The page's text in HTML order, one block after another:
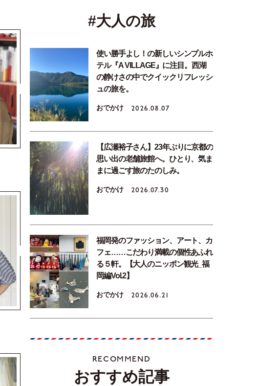
#大人の旅
使い勝手よし！の新しいシンプルホ
テル『A VILLAGE』に注目。西湖
の静けさの中でクイックリフレッシ
ュの旅を。
おでかけ 2026.08.07
【広瀬裕子さん】23年ぶりに京都の
思い出の老舗旅館へ。ひとり、気ま
まに過ごす旅のたのしみ。
おでかけ 2026.07.30
福岡発のファッション、アート、カ
フェ……こだわり満載の個性あふれ
る５軒。【大人のニッポン観光_福
岡編Vol.2】
おでかけ 2026.06.21
RECOMMEND
おすすめ記事